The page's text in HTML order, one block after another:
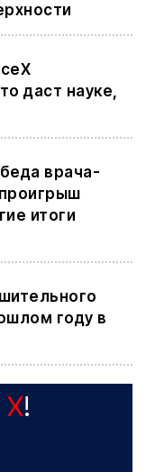
даст науке,
врача-
итоги
году в
X!